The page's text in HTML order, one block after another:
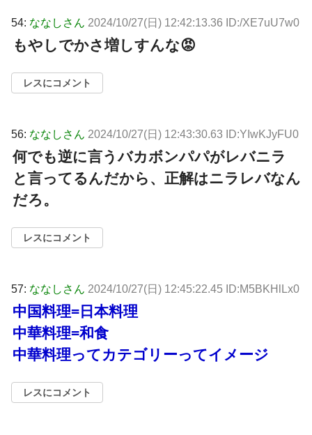
54: ななしさん 2024/10/27(日) 12:42:13.36 ID:/XE7uU7w0
もやしでかさ増しすんな😡
レスにコメント
56: ななしさん 2024/10/27(日) 12:43:30.63 ID:YIwKJyFU0
何でも逆に言うバカボンパパがレバニラ
と言ってるんだから、正解はニラレバなん
だろ。
レスにコメント
57: ななしさん 2024/10/27(日) 12:45:22.45 ID:M5BKHlLx0
中国料理=日本料理
中華料理=和食
中華料理ってカテゴリーってイメージ
レスにコメント